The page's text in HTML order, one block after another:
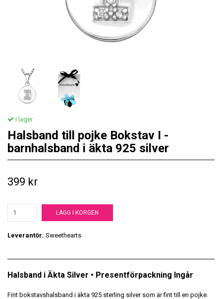
I lager
Halsband till pojke Bokstav I -
barnhalsband i äkta 925 silver
399 kr
LÄGG I KORGEN
Leverantör: Sweethearts
Halsband i Äkta Silver • Presentförpackning Ingår
Fint bokstavshalsband i äkta 925 sterling silver som är fint till en pojke.